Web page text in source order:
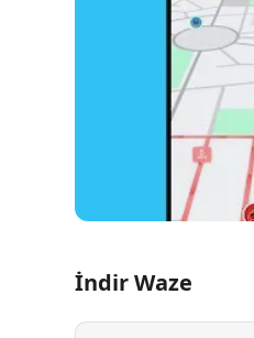
İndir Waze